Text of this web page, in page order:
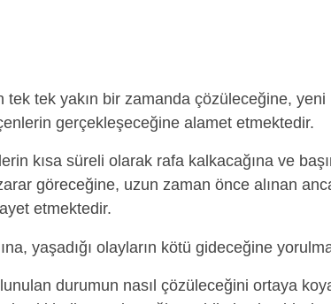
tek tek yakın bir zamanda çözüleceğine, yeni
gerçekleşeceğine alamet etmektedir.
kısa süreli olarak rafa kalkacağına ve
göreceğine, uzun zaman önce alınan
etmektedir.
yaşadığı olayların kötü gideceğine
durumun nasıl çözüleceğini ortaya